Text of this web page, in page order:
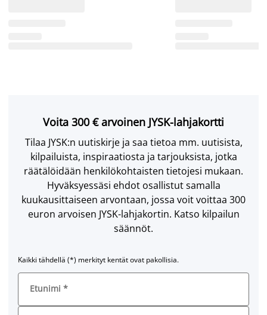
Voita 300 € arvoinen JYSK-lahjakortti
Tilaa JYSK:n uutiskirje ja saa tietoa mm. uutisista,
kilpailuista, inspiraatiosta ja tarjouksista, jotka
räätälöidään henkilökohtaisten tietojesi mukaan.
Hyväksyessäsi ehdot osallistut samalla
kuukausittaiseen arvontaan, jossa voit voittaa 300
euron arvoisen JYSK-lahjakortin. Katso kilpailun
säännöt.
Kaikki tähdellä (*) merkityt kentät ovat pakollisia.
Etunimi *